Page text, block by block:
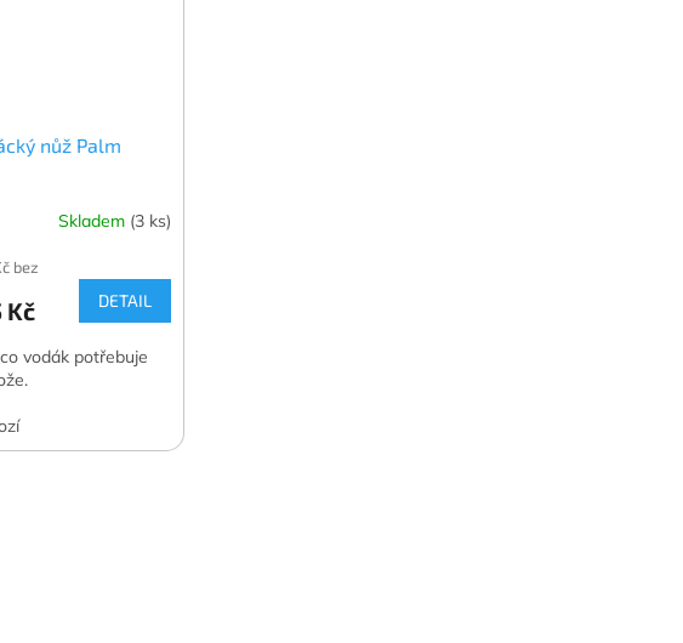
nůž Palm
Skladem (3 ks)
bez
Kč DETAIL
vodák potřebuje